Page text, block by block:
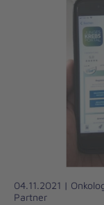
04.11.2021 |
Partner